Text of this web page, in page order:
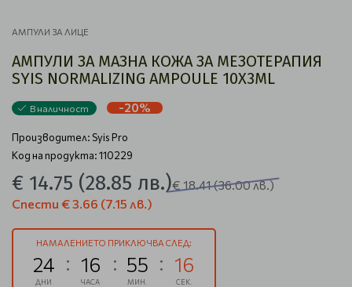
АМПУЛИ ЗА ЛИЦЕ
АМПУЛИ ЗА МАЗНА КОЖА ЗА МЕЗОТЕРАПИЯ
SYIS NORMALIZING AMPOULE 10Х3ML
В наличност -20%
Производител: Syis Pro
Код на продукта: 110229
€ 14.75 (28.85 лв.)€ 18.41(36.00 лв.)
Спести € 3.66 (7.15 лв.)
НАМАЛЕНИЕТО ПРИКЛЮЧВА СЛЕД:
24
ДНИ
16
ЧАСА
55
МИН.
16
СЕК.